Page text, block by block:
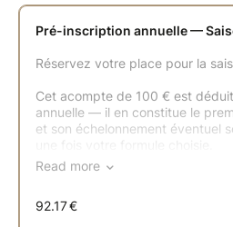
- à toutes les élèves de la
- aux participantes de la
Ouvertes (jusqu'au 15 juillet)
La remise sera appliquée
prochain règlement.
En vous pré-inscrivant, vous
attirent. Rien n'est définitif :